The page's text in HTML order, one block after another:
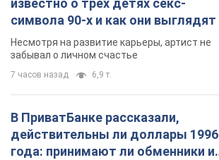
известно о трех детях секс-
символа 90-х и как они выглядят
Несмотря на развитие карьеры, артист не
забывал о личном счастье
7 часов назад 6,9 т.
В ПриватБанке рассказали,
действительны ли доллары 1996
года: принимают ли обменники и